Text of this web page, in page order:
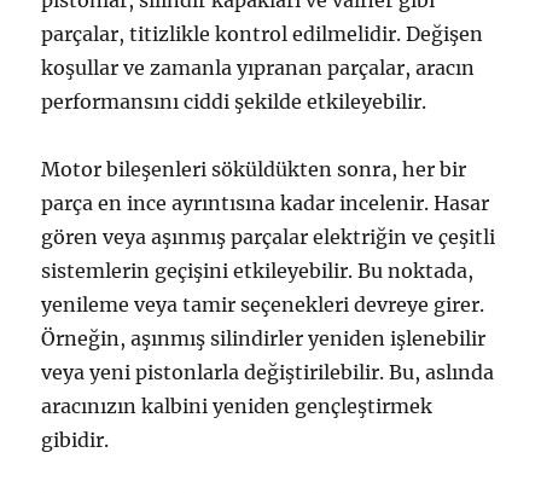
parçalar, titizlikle kontrol edilmelidir. Değişen
koşullar ve zamanla yıpranan parçalar, aracın
performansını ciddi şekilde etkileyebilir.
Motor bileşenleri söküldükten sonra, her bir
parça en ince ayrıntısına kadar incelenir. Hasar
gören veya aşınmış parçalar elektriğin ve çeşitli
sistemlerin geçişini etkileyebilir. Bu noktada,
yenileme veya tamir seçenekleri devreye girer.
Örneğin, aşınmış silindirler yeniden işlenebilir
veya yeni pistonlarla değiştirilebilir. Bu, aslında
aracınızın kalbini yeniden gençleştirmek
gibidir.